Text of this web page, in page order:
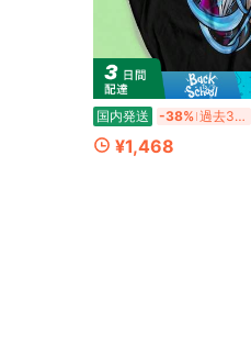
国内発送 -38% 過去3時間
¥1,468